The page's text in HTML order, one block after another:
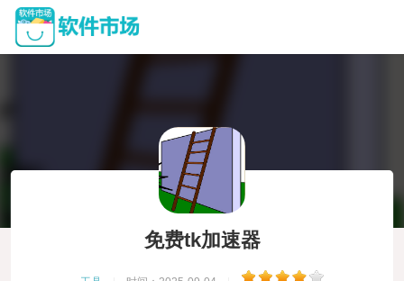
免费tk加速器